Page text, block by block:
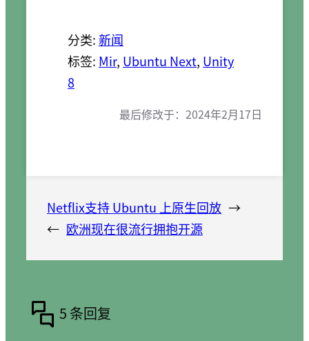
分类:新闻
标签: Mir, Ubuntu Next, Unity
8
最后修改于： 2024年2月17日
Netflix支持 Ubuntu 上原生回放 →
← 欧洲现在很流行拥抱开源
5 条回复